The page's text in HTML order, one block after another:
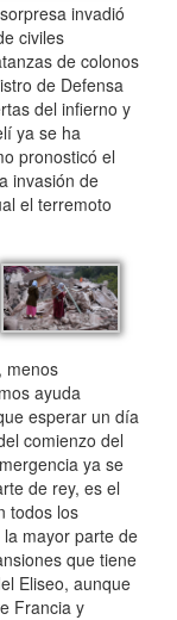
invadió
civiles
de colonos
de Defensa
del infierno y
ya se ha
pronosticó el
invasión de
el terremoto
menos
ayuda
esperar un día
comienzo del
ya se
de rey, es el
todos los
mayor parte de
que tiene
Eliseo, aunque
Francia y